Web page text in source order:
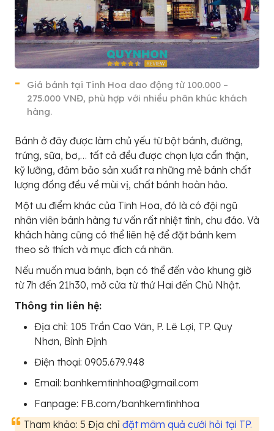
Giá bánh tại Tinh Hoa dao động từ 100.000 –
275.000 VNĐ, phù hợp với nhiều phân khúc khách
hàng.
Bánh ở đây được làm chủ yếu từ bột bánh, đường,
trứng, sữa, bơ,… tất cả đều được chọn lựa cẩn thận,
kỹ lưỡng, đảm bảo sản xuất ra những mẻ bánh chất
lượng đồng đều về mùi vị, chất bánh hoàn hảo.
Một ưu điểm khác của Tinh Hoa, đó là có đội ngũ
nhân viên bánh hàng tư vấn rất nhiệt tình, chu đáo. Và
khách hàng cũng có thể liên hệ để đặt bánh kem
theo sở thích và mục đích cá nhân.
Nếu muốn mua bánh, bạn có thể đến vào khung giờ
từ 7h đến 21h30, mở cửa từ thứ Hai đến Chủ Nhật.
Thông tin liên hệ:
Địa chỉ: 105 Trần Cao Vân, P. Lê Lợi, TP. Quy
Nhơn, Bình Định
Điện thoại: 0905.679.948
Email: banhkemtinhhoa@gmail.com
Fanpage: FB.com/banhkemtinhhoa
Tham khảo: 5 Địa chỉ đặt mâm quả cưới hỏi tại TP.